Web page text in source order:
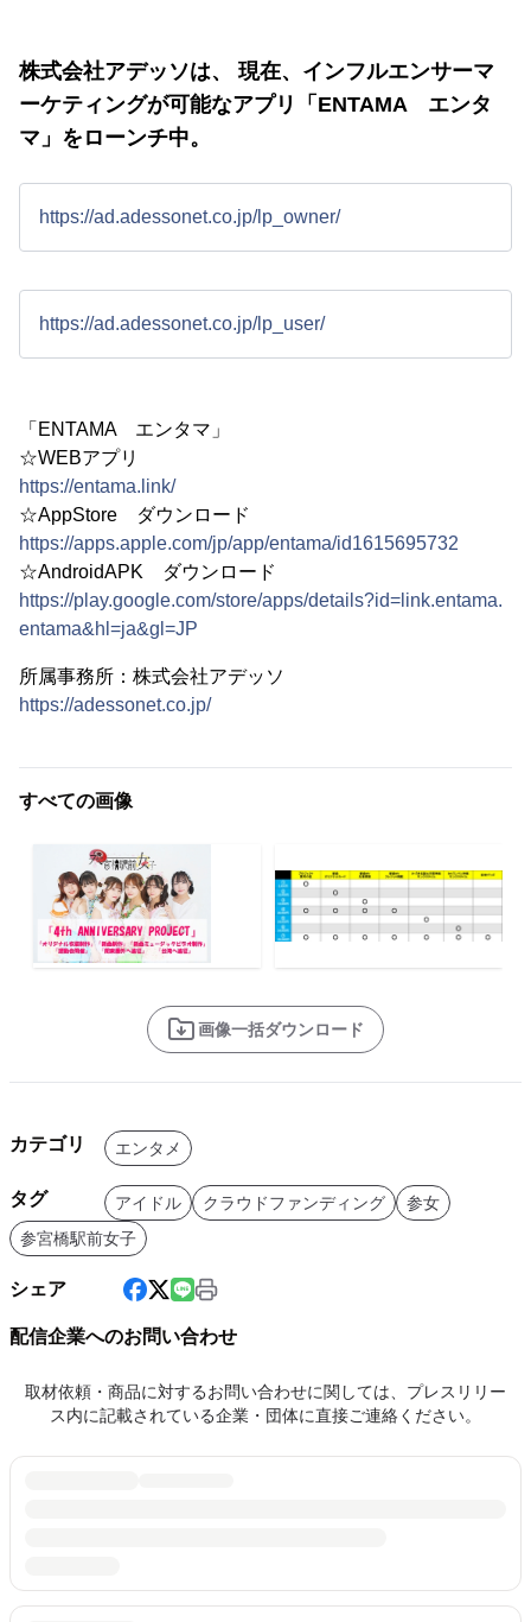
株式会社アデッソは、 現在、インフルエンサーマ
ーケティングが可能なアプリ「ENTAMA エンタ
マ」をローンチ中。
https://ad.adessonet.co.jp/lp_owner/
https://ad.adessonet.co.jp/lp_user/
「ENTAMA エンタマ」
☆WEBアプリ
https://entama.link/
☆AppStore ダウンロード
https://apps.apple.com/jp/app/entama/id1615695732
☆AndroidAPK ダウンロード
https://play.google.com/store/apps/details?id=link.entama.
entama&hl=ja&gl=JP
所属事務所：株式会社アデッソ
https://adessonet.co.jp/
すべての画像
画像一括ダウンロード
カテゴリ エンタメ
タグ アイドル クラウドファンディング
参女
参宮橋駅前女子
シェア
配信企業へのお問い合わせ
取材依頼・商品に対するお問い合わせに関しては、プレスリリー
ス内に記載されている企業・団体に直接ご連絡ください。